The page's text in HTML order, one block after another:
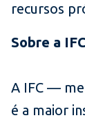
recursos
Sobre a
A IFC —
é a maior